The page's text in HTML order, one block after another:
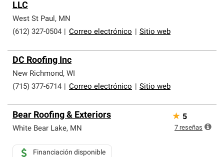
LLC
West St Paul, MN
(612) 327-0504
Correo electrónico Sitio web
DC Roofing Inc
New Richmond, WI
(715) 377-6714
Correo electrónico Sitio web
Bear Roofing & Exteriors
White Bear Lake, MN
Financiación disponible
★ 5
7 reseñas